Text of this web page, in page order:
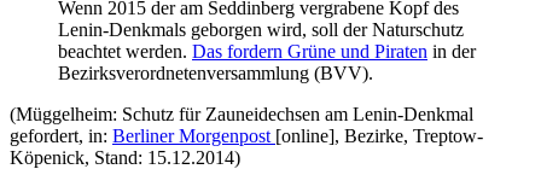
Wenn 2015 der am Seddinberg vergrabene Kopf des
Lenin-Denkmals geborgen wird, soll der Naturschutz
beachtet werden. Das fordern Grüne und Piraten in der
Bezirksverordnetenversammlung (BVV).
(Müggelheim: Schutz für Zauneidechsen am Lenin-Denkmal
gefordert, in: Berliner Morgenpost [online], Bezirke, Treptow-
Köpenick, Stand: 15.12.2014)